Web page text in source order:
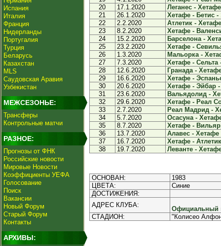
Испания
Италия
Франция
Нидерланды
Португалия
Турция
Беларусь
Казахстан
MLS
Саудовская Аравия
Узбекистан
МЕЖСЕЗОНЬЕ:
Трансферы
Контрольные матчи
РАЗНОЕ:
Прогнозы от ФНК
Российские новости
Мировые Новости
Коэффициенты УЕФА
Голосование
Поиск
Вакансии
Новый Форум
Старый Форум
Контакты
АРХИВЫ:
20
17.1.2020
Леганес -
21
26.1.2020
Хетафе - Бетис -
22
2.2.2020
Атлетик -
23
8.2.2020
Хетафе -
24
15.2.2020
Барселона -
25
23.2.2020
Хетафе -
26
1.3.2020
Мальорка -
27
7.3.2020
Хетафе - Сельта
28
12.6.2020
Гранада -
29
16.6.2020
Хетафе -
30
20.6.2020
Хетафе - Эйбар -
31
23.6.2020
Вальядолид -
32
29.6.2020
Хетафе - Реал
33
2.7.2020
Реал Мадрид -
34
5.7.2020
Осасуна -
35
8.7.2020
Хетафе -
36
13.7.2020
Алавес - Хетафе
37
16.7.2020
Хетафе -
38
19.7.2020 Леванте -
ОСНОВАН:
1983
ЦВЕТА:
Синие
ДОСТИЖЕНИЯ:
АДРЕС КЛУБА:
Официальный
СТАДИОН:
"Колисео